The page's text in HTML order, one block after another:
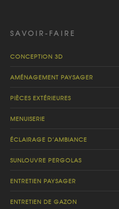
SAVOIR-FAIRE
CONCEPTION 3D
AMÉNAGEMENT PAYSAGER
PIÈCES EXTÉRIEURES
MENUISERIE
ÉCLAIRAGE D’AMBIANCE
SUNLOUVRE PERGOLAS
ENTRETIEN PAYSAGER
ENTRETIEN DE GAZON